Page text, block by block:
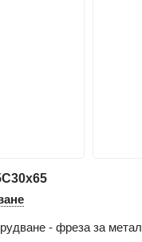
- фреза за метал